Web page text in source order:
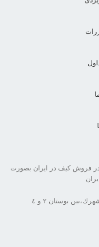
در فروش کیف در ایران بصورت
بوستان ٢ و ٤